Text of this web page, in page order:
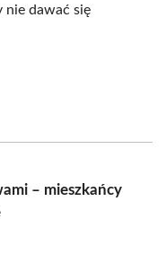
nie dawać się
– mieszkańcy